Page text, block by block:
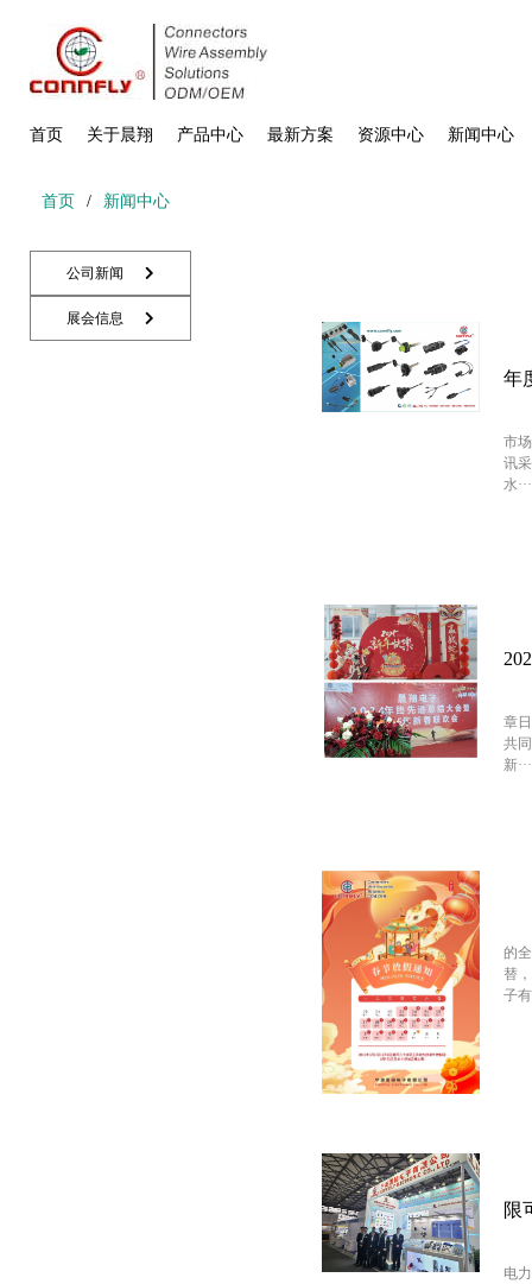
首页 关于晨翔 产品中心 最新方案 资源中心 新闻中心
首页 / 新闻中心
公司新闻
展会信息
年
市
讯
水···
章
共
新···
的
替
子有
限
电